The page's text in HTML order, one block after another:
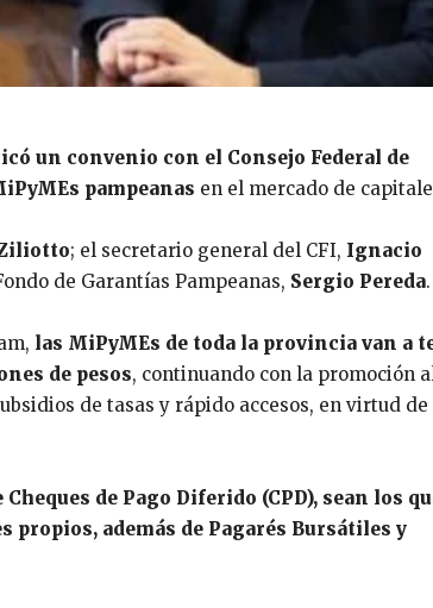
un convenio con el Consejo Federal de
pampeanas en el mercado de
; el secretario general del CFI, Ignacio
de Garantías Pampeanas, Sergio Pereda.
las MiPyMEs de toda la provincia van a
de pesos, continuando con la promoción al
de tasas y rápido accesos, en virtud de
de Pago Diferido (CPD), sean los
además de Pagarés Bursátiles y